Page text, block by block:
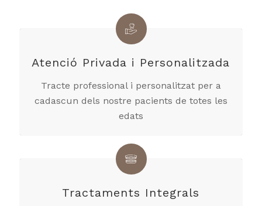
Atenció Privada i Personalitzada
Tracte professional i personalitzat per a
cadascun dels nostre pacients de totes les
edats
Tractaments Integrals